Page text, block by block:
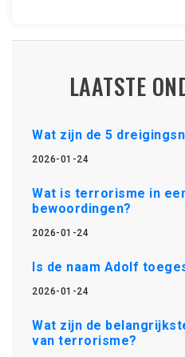
LAATSTE
Wat zijn de 5
2026-01-24
Wat is terrorisme in
bewoordingen?
2026-01-24
Is de naam Adolf
2026-01-24
Wat zijn de
van terrorisme?